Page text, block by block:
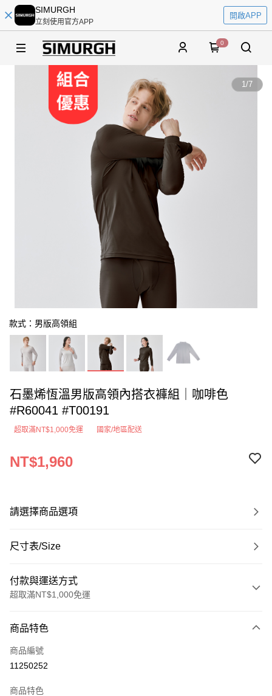
SIMURGH
立刻使用官方APP
開啟APP
0
1/7
款式：男版高領組
石墨烯恆溫男版高領內搭衣褲組｜咖啡色
#R60041 #T00191
超取滿NT$1,000免運 國家/地區配送
NT$1,960
請選擇商品選項
尺寸表/Size
付款與運送方式
超取滿NT$1,000免運
信用卡一次付款
超商取貨付款
商品特色
商品編號
11250252
商品特色